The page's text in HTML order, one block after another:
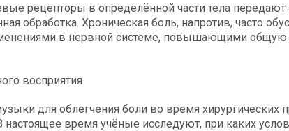
рецепторы в определённой части тела
обработка. Хроническая боль, напротив, часто
в нервной системе, повышающими общую
восприятия
для облегчения боли во время хирургических
время учёные исследуют, при каких